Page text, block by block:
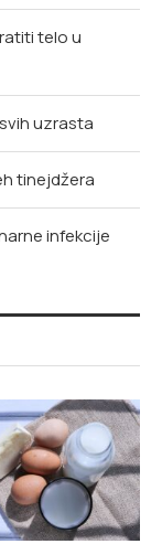
telo u
uzrasta
tinejdžera
infekcije